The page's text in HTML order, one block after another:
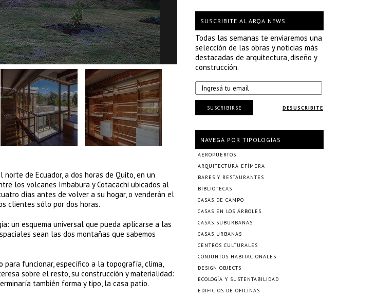
de Ecuador, a dos horas de Quito, en un
los volcanes Imbabura y Cotacachi ubicados al
días antes de volver a su hogar, o venderán el
clientes sólo por dos horas.
un esquema universal que pueda aplicarse a las
sean las dos montañas que sabemos
funcionar, específico a la topografía, clima,
sobre el resto, su construcción y materialidad:
también forma y tipo, la casa patio.
SUSCRIBITE AL ARQA NEWS
Todas las semanas te enviaremos una
selección de las obras y noticias más
destacadas de arquitectura, diseño y
construcción.
DESUSCRIBITE
SUSCRIBIRSE
NAVEGÁ POR TIPOLOGÍAS
AEROPUERTOS
ARQUITECTURA EFÍMERA
BARES Y RESTAURANTES
BIBLIOTECAS
CASAS DE CAMPO
CASAS EN LOS ÁRBOLES
CASAS SUBURBANAS
CASAS URBANAS
CENTROS CULTURALES
CONJUNTOS HABITACIONALES
DESIGN OBJECTS
ECOLOGÍA Y SUSTENTABILIDAD
EDIFICIOS DE OFICINAS